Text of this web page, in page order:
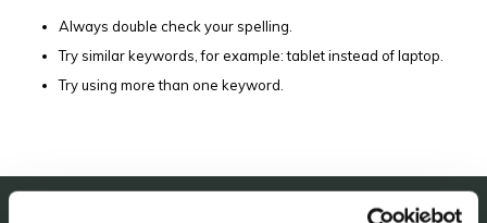
Always double check your spelling.
Try similar keywords, for example: tablet instead of laptop.
Try using more than one keyword.